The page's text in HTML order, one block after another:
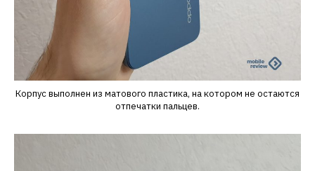
Корпус выполнен из матового пластика, на котором не остаются
отпечатки пальцев.